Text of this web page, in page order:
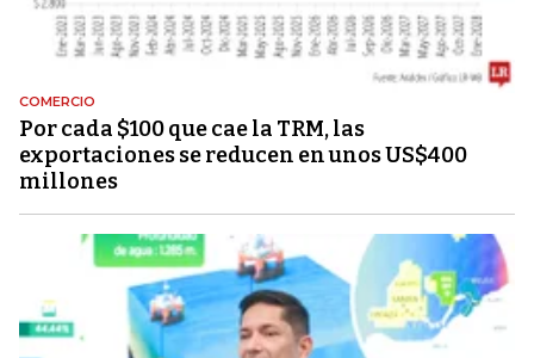
COMERCIO
Por cada $100 que cae la TRM, las
exportaciones se reducen en unos US$400
millones